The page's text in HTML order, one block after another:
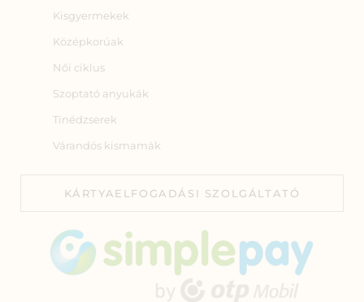
Kisgyermekek
Középkorúak
Női ciklus
Szoptató anyukák
Tinédzserek
Várandós kismamák
KÁRTYAELFOGADÁSI SZOLGÁLTATÓ